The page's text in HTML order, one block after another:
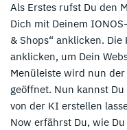
Als Erstes rufst Du den
Dich mit Deinem
& Shops“ anklicken.
anklicken, um Dein
Menüleiste wird nun der
geöffnet. Nun kannst
von der KI erstellen
Now erfährst Du, wie